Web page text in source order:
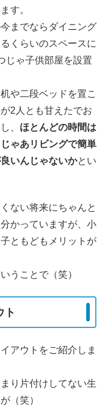
す。
までならダイニング
くらいのスペースに
じゃ子供部屋を設置
や二段ベッドを置こ
2人とも甘えたでお
、 ほとんどの時間は
ゃあリビングで簡単
いんじゃないかとい
ない将来にちゃんと
かっていますが、小
ともどもメリットが
うことで（笑）
ト
アウトをご紹介しま
り片付けしてない生
（笑）